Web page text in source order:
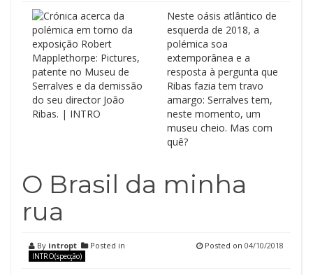
Neste oásis atlântico de
esquerda de 2018, a
polémica soa
extemporânea e a
resposta à pergunta que
Ribas fazia tem travo
amargo: Serralves tem,
neste momento, um
museu cheio. Mas com
quê?
O Brasil da minha
rua
By intropt Posted in
INTRO(specção)
Posted on 04/10/2018